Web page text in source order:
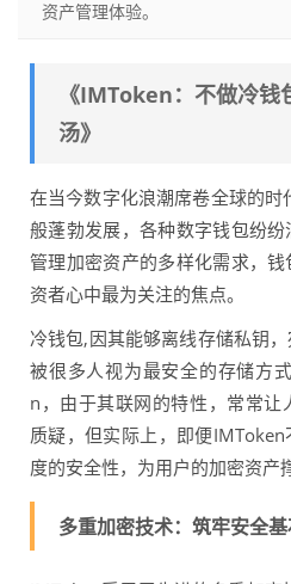
资产管理体验。
《IMToken：不做冷钱
汤》
在当今数字化浪潮席卷全球的
般蓬勃发展，各种数字钱包纷
管理加密资产的多样化需求，
资者心中最为关注的焦点。
冷钱包,因其能够离线存储私钥，
被很多人视为最安全的存储方
n，由于其联网的特性，常常让
质疑，但实际上，即便
度的安全性，为用户的加密资产
多重加密技术：筑牢安全